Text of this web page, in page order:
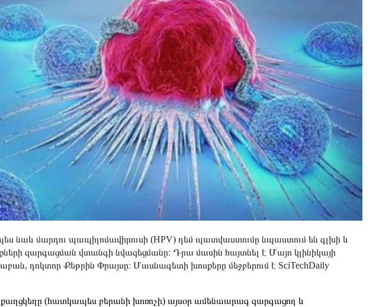
նաև մարդու պապիլոմավիրուսի (HPV) դեմ պատվաստումը նպաստում են գլխի և
զարգացման վտանգի նվազեցմանը։ Դրա մասին հայտնել է Մայո կլինիկայի
դոկտոր Քեթրին Փրայսը։ Մասնագետի խոսքերը մեջբերում է SciTechDaily
(հատկապես բերանի խոռոչի) այսօր ամենաարագ զարգացող և